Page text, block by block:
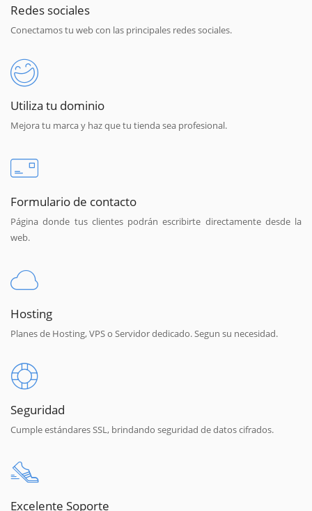
Redes sociales
Conectamos tu web con las principales redes sociales.
Utiliza tu dominio
Mejora tu marca y haz que tu tienda sea profesional.
Formulario de contacto
Página donde tus clientes podrán escribirte directamente desde la
web.
Hosting
Planes de Hosting, VPS o Servidor dedicado. Segun su necesidad.
Seguridad
Cumple estándares SSL, brindando seguridad de datos cifrados.
Excelente Soporte